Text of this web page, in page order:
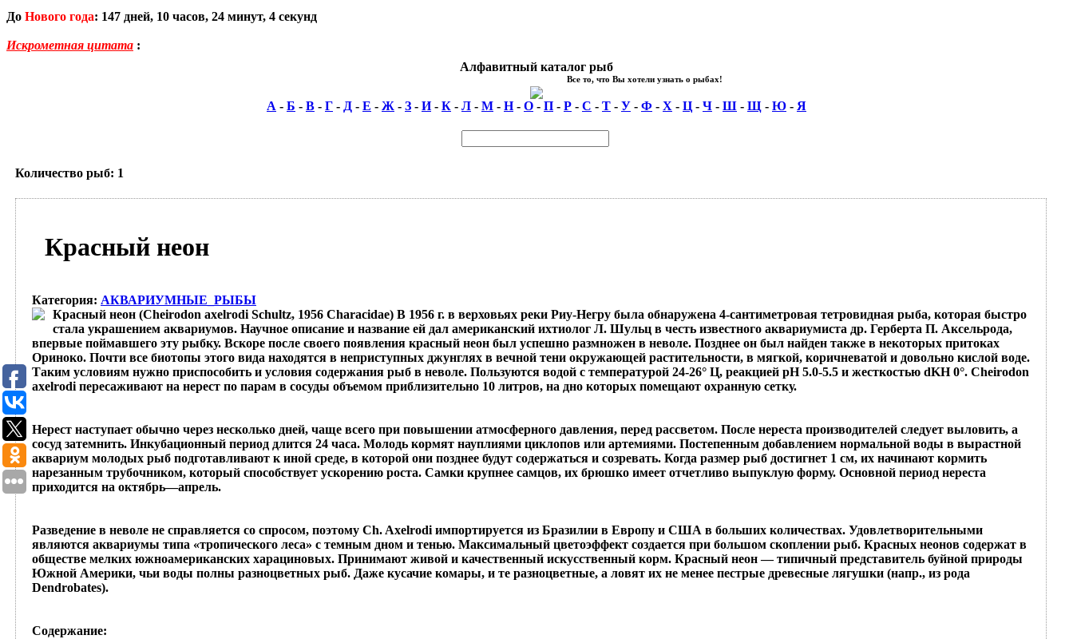
До Нового года: 147 дней, 10 часов, 24 минут, 3 секунд
Искрометная цитата :
Алфавитный каталог рыб
Все то, что Вы хотели узнать о рыбах!
А - Б - В - Г - Д - Е - Ж - З - И- К - Л - М - Н- О - П - Р - С - Т - У - Ф - Х - Ц - Ч - Ш - Щ - Ю - Я
Количество рыб: 1
Красный неон
Категория: АКВАРИУМНЫЕ_РЫБЫ
Красный неон (Cheirodon axelrodi Schultz, 1956 Characidae) В 1956 г. в верховьях реки Риу-Негру была обнаружена 4-сантиметровая тетровидная рыба, которая быстро
стала украшением аквариумов. Научное описание и название ей дал американский ихтиолог Л. Шульц в честь известного аквариумиста др. Герберта П. Аксельрода,
впервые поймавшего эту рыбку. Вскоре после своего появления красный неон был успешно размножен в неволе. Позднее он был найден также в некоторых притоках
Ориноко. Почти все биотопы этого вида находятся в неприступных джунглях в вечной тени окружающей растительности, в мягкой, коричневатой и довольно кислой воде.
Таким условиям нужно приспособить и условия содержания рыб в неволе. Пользуются водой с температурой 24-26° Ц, реакцией рН 5.0-5.5 и жесткостью dKH 0°. Cheirodon
axelrodi пересаживают на нерест по парам в сосуды объемом приблизительно 10 литров, на дно которых помещают охранную сетку.
Нерест наступает обычно через несколько дней, чаще всего при повышении атмосферного давления, перед рассветом. После нереста производителей следует выловить, а
сосуд затемнить. Инкубационный период длится 24 часа. Молодь кормят науплиями циклопов или артемиями. Постепенным добавлением нормальной воды в вырастной
аквариум молодых рыб подготавливают к иной среде, в которой они позднее будут содержаться и созревать. Когда размер рыб достигнет 1 см, их начинают кормить
нарезанным трубочником, который способствует ускорению роста. Самки крупнее самцов, их брюшко имеет отчетливо выпуклую форму. Основной период нереста
приходится на октябрь—апрель.
Разведение в неволе не справляется со спросом, поэтому Ch. Axelrodi импортируется из Бразилии в Европу и США в больших количествах. Удовлетворительными
являются аквариумы типа «тропического леса» с темным дном и тенью. Максимальный цветоэффект создается при большом скоплении рыб. Красных неонов содержат в
обществе мелких южноамериканских харациновых. Принимают живой и качественный искусственный корм. Красный неон — типичный представитель буйной природы
Южной Америки, чьи воды полны разноцветных рыб. Даже кусачие комары, и те разноцветные, а ловят их не менее пестрые древесные лягушки (напр., из рода
Dendrobates).
Содержание: